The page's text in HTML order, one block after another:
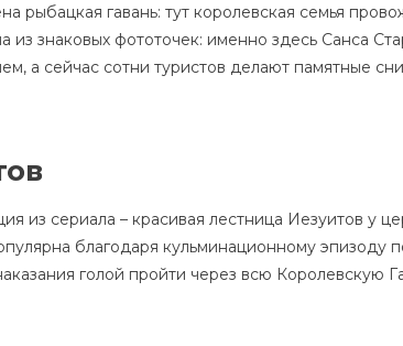
рыбацкая гавань: тут королевская семья
знаковых фототочек: именно здесь Санса
а сейчас сотни туристов делают памятные
из сериала – красивая лестница Иезуитов у
благодаря кульминационному эпизоду
голой пройти через всю Королевскую